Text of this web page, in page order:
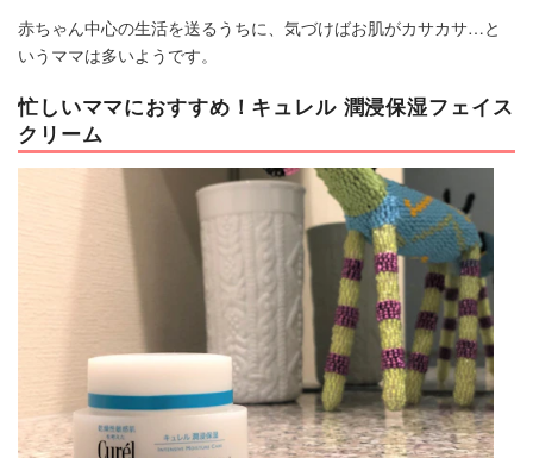
赤ちゃん中心の生活を送るうちに、気づけばお肌がカサカサ…と
いうママは多いようです。
忙しいママにおすすめ！キュレル 潤浸保湿フェイス
クリーム